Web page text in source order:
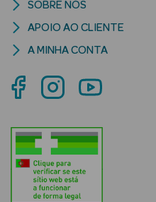
Solares
Corpo
Rosto
Solares Bebé e
Criança
SOBRE NÓS
APOIO AO CLIENTE
A MINHA CONTA